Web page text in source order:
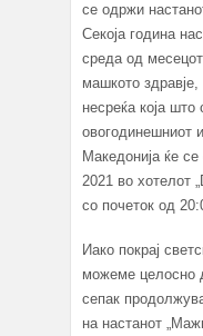
се одржи
Секоја година
среда од
машкото
несреќа која што
овогодинешниот
Македонија ќе
2021 во хотелот
со почеток од
Иако покрај
можеме целосно
сепак
на настанот